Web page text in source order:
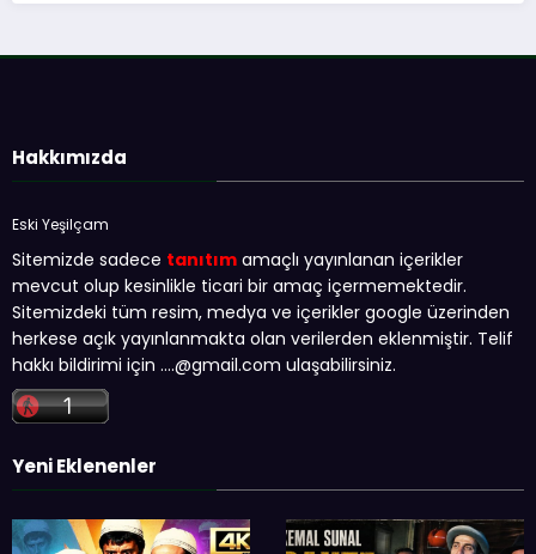
Hakkımızda
Eski Yeşilçam
Sitemizde sadece tanıtım amaçlı yayınlanan içerikler
mevcut olup kesinlikle ticari bir amaç içermemektedir.
Sitemizdeki tüm resim, medya ve içerikler google üzerinden
herkese açık yayınlanmakta olan verilerden eklenmiştir. Telif
hakkı bildirimi için ….@gmail.com ulaşabilirsiniz.
Yeni Eklenenler